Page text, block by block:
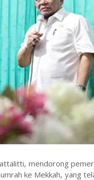
mendorong
ke Mekkah, yang